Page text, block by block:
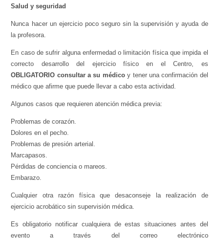
Salud y seguridad
Nunca hacer un ejercicio poco seguro sin la supervisión y ayuda de
la profesora.
En caso de sufrir alguna enfermedad o limitación física que impida el
correcto desarrollo del ejercicio físico en el Centro, es
OBLIGATORIO consultar a su médicoy tener una confirmación del
médico que afirme que puede llevar a cabo esta actividad.
Algunos casos que requieren atención médica previa:
Problemas de corazón.
Dolores en el pecho.
Problemas de presión arterial.
Marcapasos.
Pérdidas de conciencia o mareos.
Embarazo.
Cualquier otra razón física que desaconseje la realización de
ejercicio acrobático sin supervisión médica.
Es obligatorio notificar cualquiera de estas situaciones antes del
evento a través del correo electrónico